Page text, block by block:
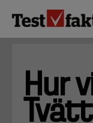
huvudinnehåll
Hur